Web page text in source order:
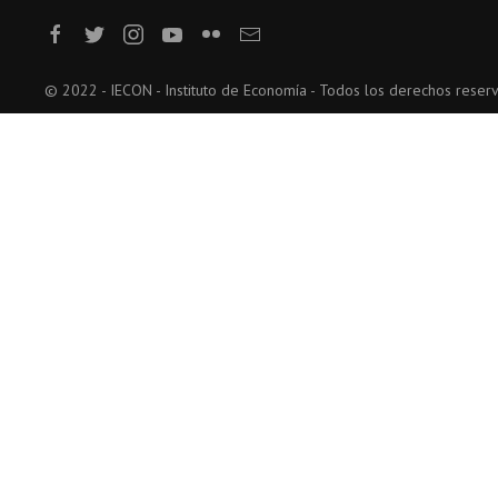
© 2022 - IECON - Instituto de Economía - Todos los derechos